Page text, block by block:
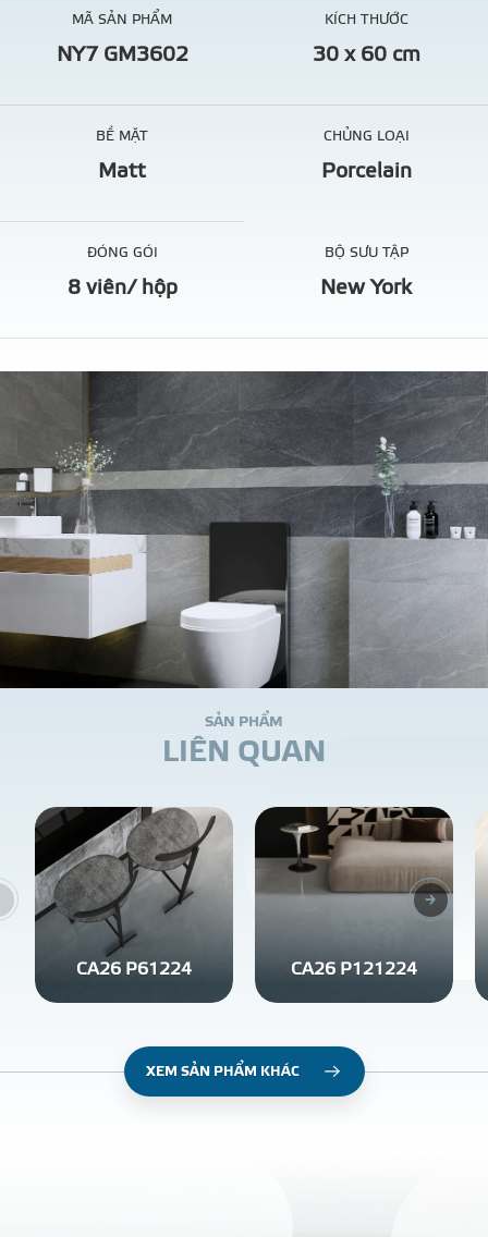
MÃ SẢN PHẨM
NY7 GM3602
KÍCH THƯỚC
30 x 60 cm
BỀ MẶT
Matt
CHỦNG LOẠI
Porcelain
ĐÓNG GÓI
8 viên/ hộp
BỘ SƯU TẬP
New York
SẢN PHẨM
LIÊN QUAN
CA26 P61224 CA26 P121224
XEM SẢN PHẨM KHÁC